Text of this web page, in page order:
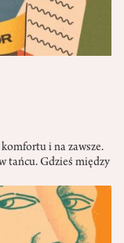
i na zawsze.
tańcu. Gdzieś między